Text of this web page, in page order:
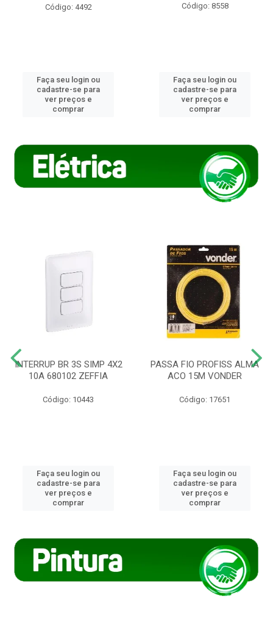
Código: 4492
Faça seu login ou
cadastre-se para
ver preços e
comprar
Código: 8558
Faça seu login ou
cadastre-se para
ver preços e
comprar
INTERRUP BR 3S SIMP 4X2
10A 680102 ZEFFIA
Código: 10443
Faça seu login ou
cadastre-se para
ver preços e
comprar
PASSA FIO PROFISS ALMA
ACO 15M VONDER
Código: 17651
Faça seu login ou
cadastre-se para
ver preços e
comprar